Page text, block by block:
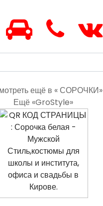
ещё в « СОРОЧКИ»
Ещё «GroStyle»